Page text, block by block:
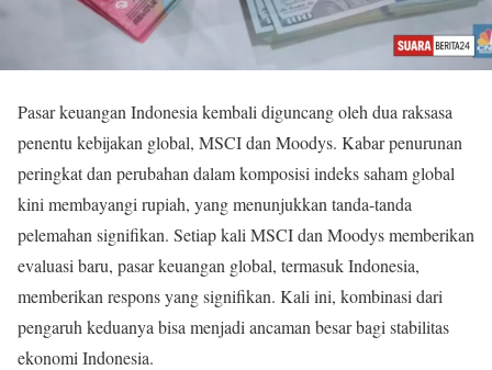
Pasar keuangan Indonesia kembali diguncang oleh dua raksasa
penentu kebijakan global, MSCI dan Moodys. Kabar penurunan
peringkat dan perubahan dalam komposisi indeks saham global
kini membayangi rupiah, yang menunjukkan tanda-tanda
pelemahan signifikan. Setiap kali MSCI dan Moodys memberikan
evaluasi baru, pasar keuangan global, termasuk Indonesia,
memberikan respons yang signifikan. Kali ini, kombinasi dari
pengaruh keduanya bisa menjadi ancaman besar bagi stabilitas
ekonomi Indonesia.